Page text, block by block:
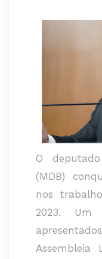
O
(MDB)
nos
2023.
Assembleia